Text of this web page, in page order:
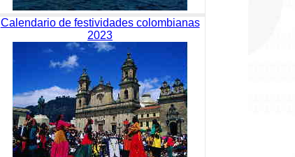
Calendario de festividades colombianas
2023